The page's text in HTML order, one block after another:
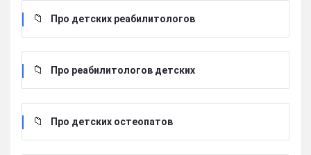
Про детских реабилитологов
Про реабилитологов детских
Про детских остеопатов